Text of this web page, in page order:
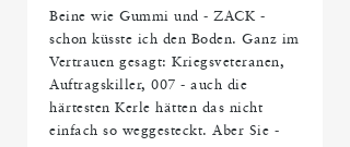
Beine wie Gummi und - ZACK -
schon küsste ich den Boden. Ganz im
Vertrauen gesagt: Kriegsveteranen,
Auftragskiller, 007 - auch die
härtesten Kerle hätten das nicht
einfach so weggesteckt. Aber Sie -